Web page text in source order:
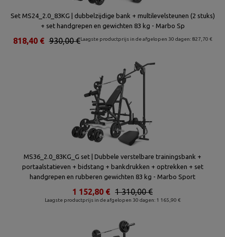
Set MS24_2.0_83KG | dubbelzijdige bank + multilevelsteunen (2 stuks)
+ set handgrepen en gewichten 83 kg - Marbo Sp
Laagste productprijs in de afgelopen 30 dagen: 827,70 €
930,00 €
818,40 €
MS36_2.0_83KG_G set | Dubbele verstelbare trainingsbank +
portaalstatieven + bidstang + bankdrukken + optrekken + set
handgrepen en rubberen gewichten 83 kg - Marbo Sport
Laagste productprijs in de afgelopen 30 dagen: 1 165,90 €
1 310,00 €
1 152,80 €